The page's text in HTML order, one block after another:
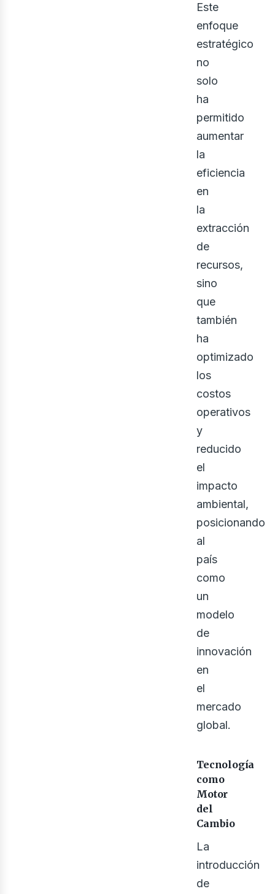
Este
enfoque
estratégico
no
solo
ha
permitido
aumentar
la
eficiencia
en
la
extracción
de
recursos,
sino
que
también
ha
optimizado
los
costos
operativos
y
reducido
el
impacto
ambiental,
posicionando
al
país
como
un
modelo
de
innovación
en
el
mercado
global.
Tecnología
como
Motor
del
Cambio
La
introducción
de